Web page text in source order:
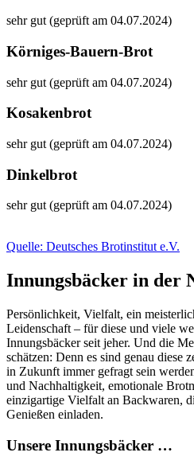
sehr gut (geprüft am 04.07.2024)
Körniges-Bauern-Brot
sehr gut (geprüft am 04.07.2024)
Kosakenbrot
sehr gut (geprüft am 04.07.2024)
Dinkelbrot
sehr gut (geprüft am 04.07.2024)
Quelle: Deutsches Brotinstitut e.V.
Innungsbäcker in der
Persönlichkeit, Vielfalt, ein
Leidenschaft – für diese und viele
Innungsbäcker seit jeher. Und die
schätzen: Denn es sind genau diese
in Zukunft immer gefragt sein
und Nachhaltigkeit, emotionale
einzigartige Vielfalt an Backwaren,
Genießen einladen.
Unsere Innungsbäcker …